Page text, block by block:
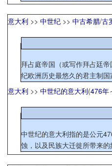
意大利 >> 中世纪 >> 中古希腊/古
拜占庭帝国（或写作拜占廷
纪欧洲历史最悠久的君主制
意大利 >> 中世纪的意大利(476年
中世纪的意大利指的是公元
蚀，以及民族大迁徙所带来